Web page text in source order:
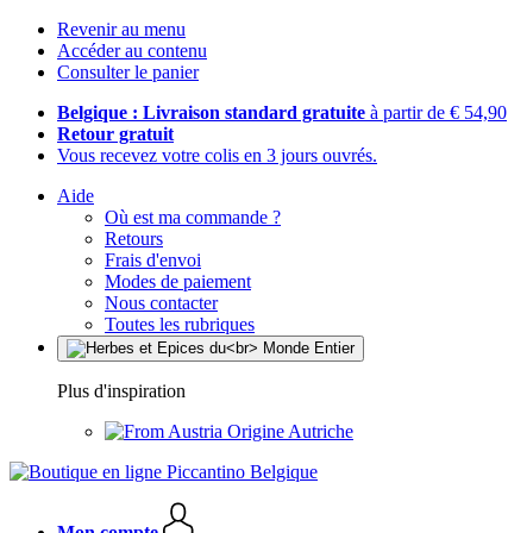
Revenir au menu
Accéder au contenu
Consulter le panier
Belgique : Livraison standard gratuite à partir de € 54,90
Retour gratuit
Vous recevez votre colis en 3 jours ouvrés.
Aide
Où est ma commande ?
Retours
Frais d'envoi
Modes de paiement
Nous contacter
Toutes les rubriques
Plus d'inspiration
Origine Autriche